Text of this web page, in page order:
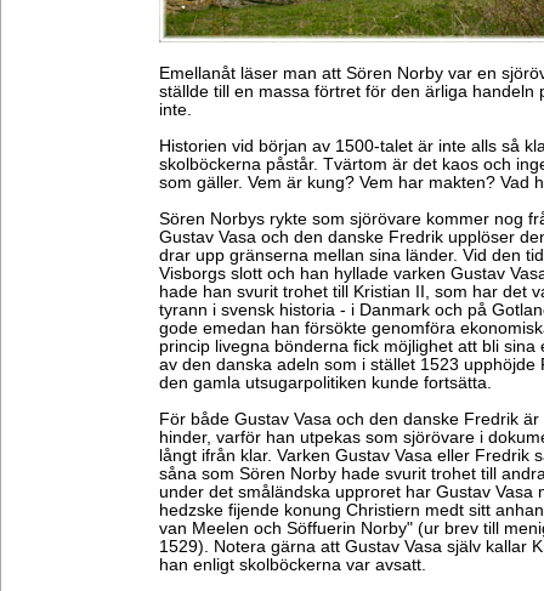
Emellanåt läser man att Sören Norby var en
ställde till en massa förtret för den ärliga handeln
inte.
Historien vid början av 1500-talet är inte alls så
skolböckerna påstår. Tvärtom är det kaos och
som gäller. Vem är kung? Vem har makten? Vad
Sören Norbys rykte som sjörövare kommer nog
Gustav Vasa och den danske Fredrik upplöser
drar upp gränserna mellan sina länder. Vid den
Visborgs slott och han hyllade varken Gustav
hade han svurit trohet till Kristian II, som har det
tyrann i svensk historia - i Danmark och på
gode emedan han försökte genomföra
princip livegna bönderna fick möjlighet att bli sina
av den danska adeln som i stället 1523 upphöjde
den gamla utsugarpolitiken kunde fortsätta.
För både Gustav Vasa och den danske Fredrik
hinder, varför han utpekas som sjörövare i
långt ifrån klar. Varken Gustav Vasa eller Fredrik
såna som Sören Norby hade svurit trohet till
under det småländska upproret har Gustav Vasa
hedzske fijende konung Christiern medt sitt
van Meelen och Söffuerin Norby" (ur brev till
1529). Notera gärna att Gustav Vasa själv kallar
han enligt skolböckerna var avsatt.